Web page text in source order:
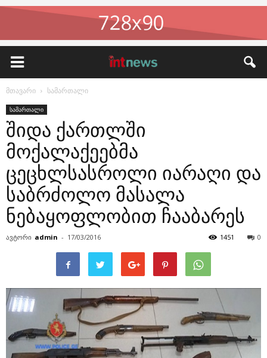
მთავარი სამართალი
სამართალი
შიდა ქართლში
მოქალაქეებმა
ცეცხლსასროლი იარაღი და
საბრძოლო მასალა
ნებაყოფლობით ჩააბარეს
ავტორი admin - 17/03/2016 0
1451